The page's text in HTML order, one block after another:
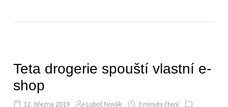
Teta drogerie spouští vlastní e-
shop
12. března 2019 Luboš Novák 3 minuty čtení